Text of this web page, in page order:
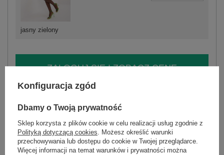
jasny zielony
ZALOGUJ SIĘ I ZOBACZ CENĘ
Zadzwoń
+48 601 547 740 Zadaj pytanie
skład materiału : 95% poliester, 5% elastan
sposób prania : pranie w pralce w 30°C
Konfiguracja zgód
Dbamy o Twoją prywatność
Sklep korzysta z plików cookie w celu realizacji usług zgodnie z
Polityką dotyczącą cookies. Możesz określić warunki
przechowywania lub dostępu do cookie w Twojej przeglądarce.
Więcej informacji na temat warunków i prywatności można